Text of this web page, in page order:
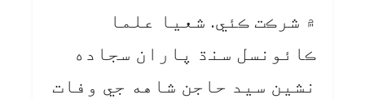
۾ شرڪت ڪئي. شعيا علما
ڪائونسل سنڌ پاران سجاده
نشين سيد حاجن شاهه جي وفات